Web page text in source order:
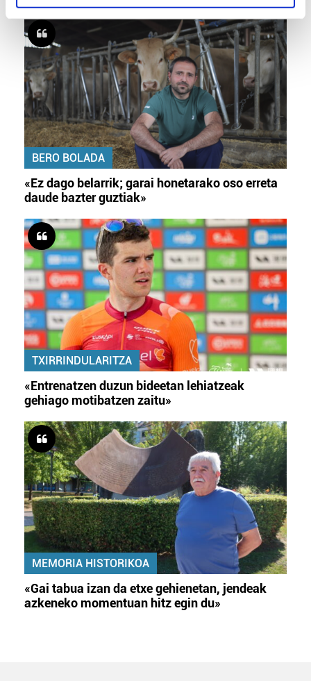
specific characteristics (fingerprinting)
Find out more about how your personal data is processed
and set your preferences in thedetails section
Guk eta gure bazkideek zure datu pertsonalak
prozesatzen ditugu, zure IP zenbakia, besteak beste,
teknologia erabiliz, cookieak adibidez, iragarki eta eduki
pertsonalizatuak eskaintzeko, iragarkiak eta edukia
neurtzeko, jendeari buruzko informazioa biltzeko eta
produktuak garatzeko. Zure datuak nork eta zertarako
erabiltzen dituen hauta dezakezu.
interes komertzial legitimoetan babesten dira. Ikusi gure
bazkideen zerrenda, beren ustez zein helburutarako
duten interes legitimoa eta horren aurka nola egin
dezakezun ikusteko.
Lortu zure datu pertsonalak prozesatzeko moduari
buruzko informazio gehiago eta ezarri zure lehentasunak
datuen atalean. Edozein unetan alda edo ken dezakezu
zure baimena Cookieen adierazpenean.
Webgune honek cookie propioak eta hirugarrenen cookie-
fitxategiak erabiltzen ditu. Zure esperientzia eta
zerbitzuak hobetzeko asmoz, cookie teknologiaz
baliatzen gara. Ohar hau onartuz gero, teknologia hori
erabiltzeko baimen esplizitua ematen diguzu.Gehiago
irakurri
BERO BOLADA
«Ez dago belarrik; garai honetarako oso erreta
daude bazter guztiak»
TXIRRINDULARITZA
«Entrenatzen duzun bideetan lehiatzeak
gehiago motibatzen zaitu»
MEMORIA HISTORIKOA
«Gai tabua izan da etxe gehienetan, jendeak
azkeneko momentuan hitz egin du»